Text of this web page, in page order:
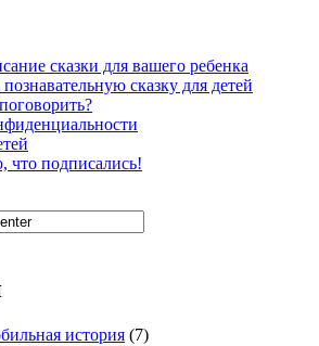
сказки для вашего ребенка
сказку для детей
что подписались!
история (7)